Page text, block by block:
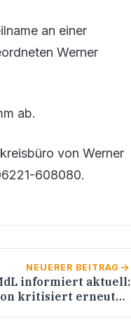
an einer
Werner
ab.
von Werner
608080.
NEUERER BEITRAG
informiert aktuell:
kritisiert erneuten